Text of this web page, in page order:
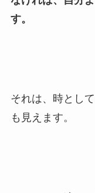
す。
それは、時とし
も見えます。